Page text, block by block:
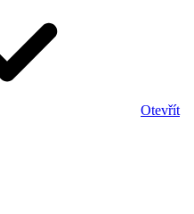
Otevřít